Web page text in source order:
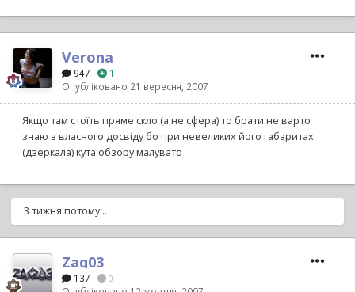
Verona
947
1
Опубліковано 21 вересня, 2007
Якщо там стоїть пряме скло (а не сфера) то брати не варто
знаю з власного досвіду бо при невеликих його габаритах
(дзеркала) кута обзору малувато
3 тижня потому...
Zaq03
137 0